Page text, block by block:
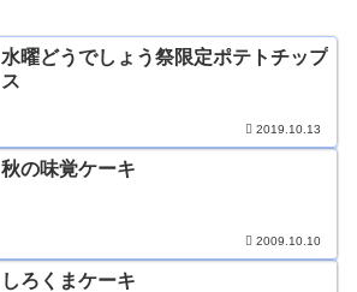
水曜どうでしょう祭限定ポテトチップ
ス
2019.10.13
秋の味覚ケーキ
2009.10.10
しろくまケーキ